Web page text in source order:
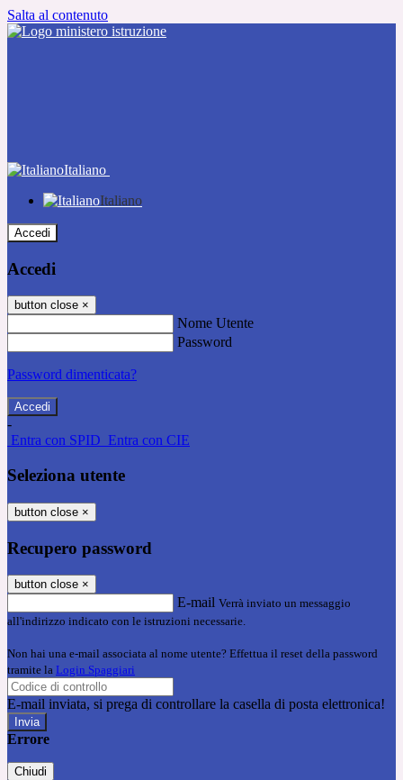
Salta al contenuto
Italiano
Italiano
Accedi
Accedi
button close ×
Nome Utente
Password
Password dimenticata?
-
Entra con SPID Entra con CIE
Seleziona utente
button close ×
Recupero password
button close ×
E-mail Verrà inviato un messaggio
all'indirizzo indicato con le istruzioni necessarie.
Non hai una e-mail associata al nome utente? Effettua il reset della password
tramite la Login Spaggiari
E-mail inviata, si prega di controllare la casella di posta elettronica!
Errore
Chiudi